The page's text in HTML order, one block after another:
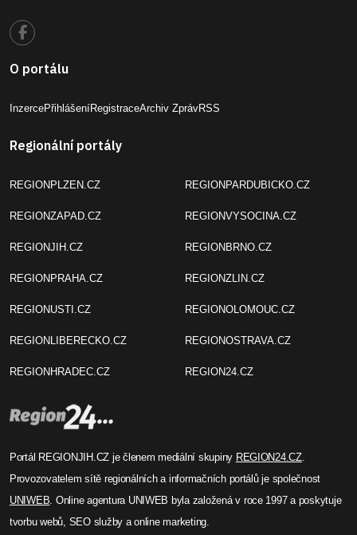
O portálu
InzercePřihlášeníRegistraceArchiv ZprávRSS
Regionální portály
REGIONPLZEN.CZ
REGIONZAPAD.CZ
REGIONJIH.CZ
REGIONPRAHA.CZ
REGIONUSTI.CZ
REGIONLIBERECKO.CZ
REGIONHRADEC.CZ
REGIONPARDUBICKO.CZ
REGIONVYSOCINA.CZ
REGIONBRNO.CZ
REGIONZLIN.CZ
REGIONOLOMOUC.CZ
REGIONOSTRAVA.CZ
REGION24.CZ
Portál REGIONJIH.CZ je členem mediální skupiny REGION24.CZ.
Provozovatelem sítě regionálních a informačních portálů je společnost
UNIWEB . Online agentura UNIWEB byla založená v roce 1997 a poskytuje
tvorbu webů, SEO služby a online marketing.